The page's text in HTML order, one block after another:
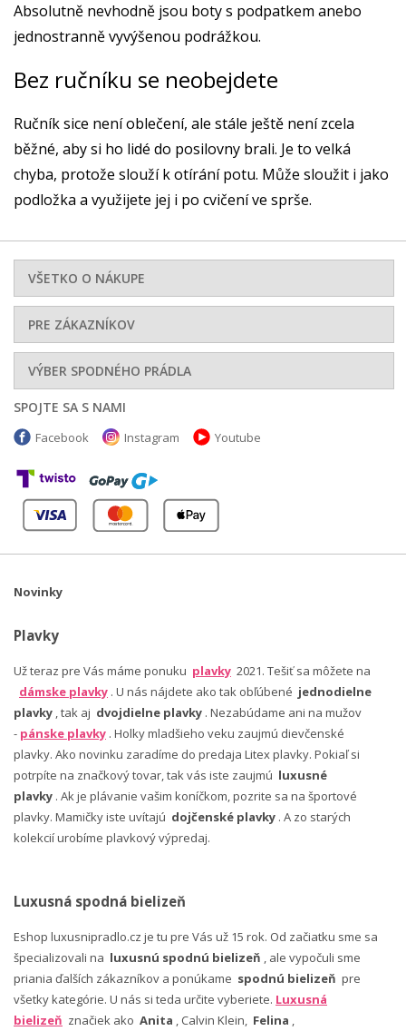
Absolutně nevhodně jsou boty s podpatkem anebo
jednostranně vyvýšenou podrážkou.
Bez ručníku se neobejdete
Ručník sice není oblečení, ale stále ještě není zcela
běžné, aby si ho lidé do posilovny brali. Je to velká
chyba, protože slouží k otírání potu. Může sloužit i jako
podložka a využijete jej i po cvičení ve sprše.
VŠETKO O NÁKUPE
PRE ZÁKAZNÍKOV
VÝBER SPODNÉHO PRÁDLA
SPOJTE SA S NAMI
Facebook Instagram Youtube
Novinky
Plavky
Už teraz pre Vás máme ponuku plavky 2021. Tešiť sa môžete na
dámske plavky . U nás nájdete ako tak obľúbené jednodielne
plavky , tak aj dvojdielne plavky . Nezabúdame ani na mužov
- pánske plavky . Holky mladšieho veku zaujmú dievčenské
plavky. Ako novinku zaradíme do predaja Litex plavky. Pokiaľ si
potrpíte na značkový tovar, tak vás iste zaujmú luxusné
plavky . Ak je plávanie vašim koníčkom, pozrite sa na športové
plavky. Mamičky iste uvítajú dojčenské plavky . A zo starých
kolekcií urobíme plavkový výpredaj.
Luxusná spodná bielizeň
Eshop luxusnipradlo.cz je tu pre Vás už 15 rok. Od začiatku sme sa
špecializovali na luxusnú spodnú bielizeň , ale vypočuli sme
priania ďalších zákazníkov a ponúkame spodnú bielizeň pre
všetky kategórie. U nás si teda určite vyberiete. Luxusná
bielizeň značiek ako Anita , Calvin Klein, Felina ,